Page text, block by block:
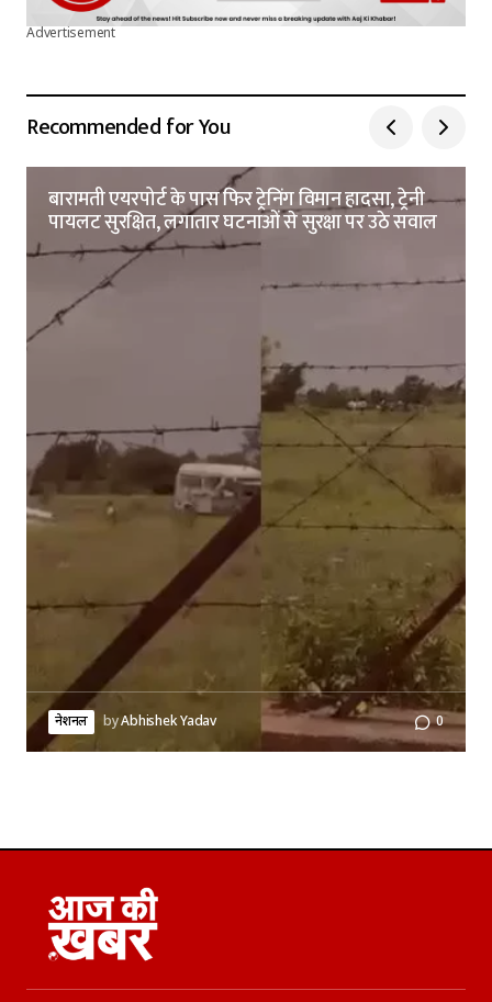
Advertisement
Recommended for You
बारामती एयरपोर्ट के पास फिर ट्रेनिंग विमान हादसा, ट्रेनी
पायलट सुरक्षित, लगातार घटनाओं से सुरक्षा पर उठे सवाल
नेशनल byAbhishek Yadav 0